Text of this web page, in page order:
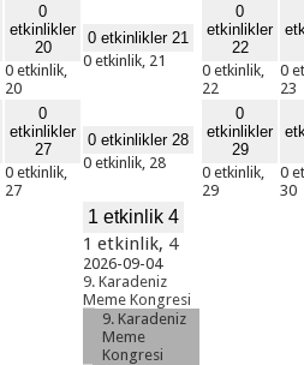
0
etkinlikler
20
0 etkinlik,
20
0 etkinlikler 21
0 etkinlik, 21
0
etkinlikler
22
0 etkinlik,
22
0
23
0
etkinlikler
27
0 etkinlik,
27
0 etkinlikler 28
0 etkinlik, 28
0
etkinlikler
29
0 etkinlik,
29
0
30
1 etkinlik4
1 etkinlik, 4
2026-09-04
9. Karadeniz
Meme Kongresi
9. Karadeniz
Meme
Kongresi